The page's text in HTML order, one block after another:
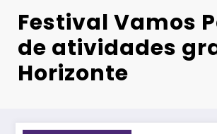
Festival Vamos
de atividades
Horizonte